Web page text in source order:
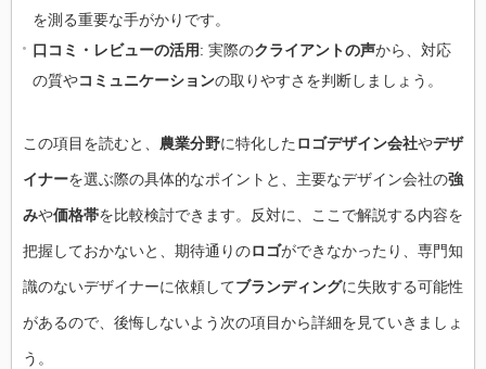
を測る重要な手がかりです。
口コミ・レビューの活用: 実際のクライアントの声から、対応
の質やコミュニケーションの取りやすさを判断しましょう。
この項目を読むと、 農業分野に特化した ロゴデザイン会社やデザ
イナーを選ぶ際の具体的なポイントと、主要なデザイン会社の強
みや価格帯を比較検討できます。反対に、ここで解説する内容を
把握しておかないと、期待通りのロゴができなかったり、専門知
識のないデザイナーに依頼してブランディングに失敗する可能性
があるので、後悔しないよう次の項目から詳細を見ていきましょ
う。